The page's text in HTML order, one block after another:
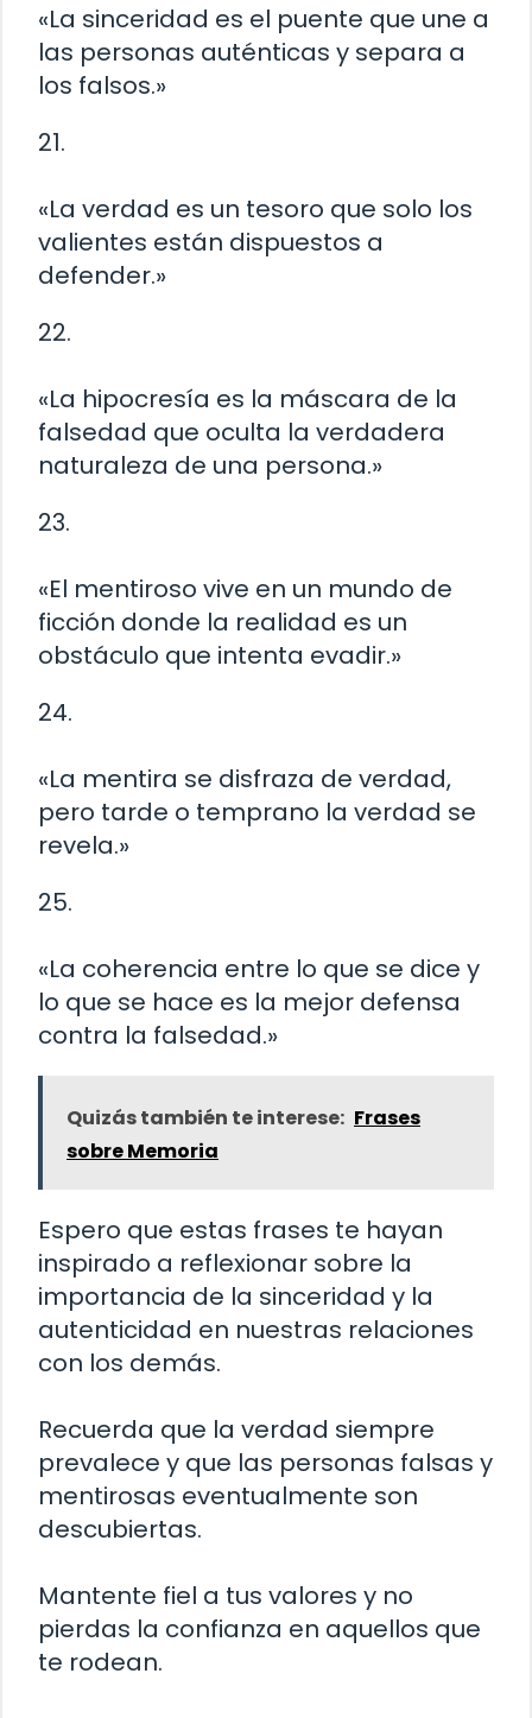
«La sinceridad es el puente que une a
las personas auténticas y separa a
los falsos.»
21.
«La verdad es un tesoro que solo los
valientes están dispuestos a
defender.»
22.
«La hipocresía es la máscara de la
falsedad que oculta la verdadera
naturaleza de una persona.»
23.
«El mentiroso vive en un mundo de
ficción donde la realidad es un
obstáculo que intenta evadir.»
24.
«La mentira se disfraza de verdad,
pero tarde o temprano la verdad se
revela.»
25.
«La coherencia entre lo que se dice y
lo que se hace es la mejor defensa
contra la falsedad.»
Quizás también te interese: Frases
sobre Memoria
Espero que estas frases te hayan
inspirado a reflexionar sobre la
importancia de la sinceridad y la
autenticidad en nuestras relaciones
con los demás.
Recuerda que la verdad siempre
prevalece y que las personas falsas y
mentirosas eventualmente son
descubiertas.
Mantente fiel a tus valores y no
pierdas la confianza en aquellos que
te rodean.